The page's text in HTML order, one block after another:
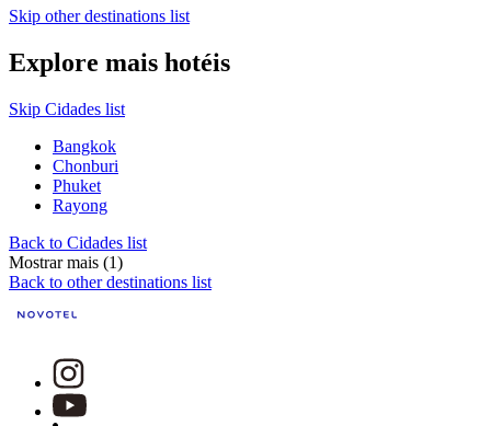
Skip other destinations list
Explore mais hotéis
Skip Cidades list
Bangkok
Chonburi
Phuket
Rayong
Back to Cidades list
Mostrar mais (1)
Back to other destinations list